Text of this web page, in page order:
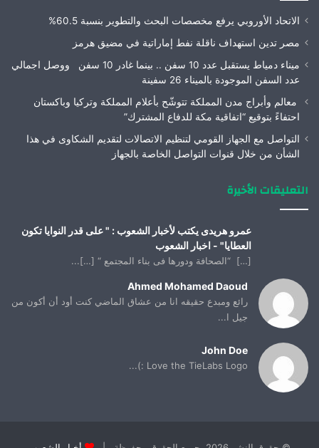
الاتحاد الأوروبي يرفع مخصصات البحث والتطوير بنسبة 60.5%
مصر تدين استهداف ناقلة نفط إماراتية في مضيق هرمز
ميناء دمياط يستقبل عدد 10 سفن .. بينما غادر 10 سفن ووصل اجمالي
عدد السفن الموجودة بالميناء 26 سفينة
معالم وأبراج مدن المملكة تتوشّح بأعلام المملكة وتركيا وباكستان
احتفاءً بتوقيع “اتفاقية مكة للدفاع المشترك”
التواصل مع الجهاز القومي لتنظيم الاتصالات لتقديم الشكاوى في هذا
الشأن من خلال قنوات التواصل الخاصة بالجهاز
التعليقات الأخيرة
عمرو هريدى يكتب لأخبار الشعوب : " على قدر النوايا تكون
العطايا" - اخبار الشعوب
[…] “الصحافة ودورها فى بناء المجتمع “ […]...
Ahmed Mohamed Daoud
رائع ومبدع حقيقه انا من عشاق الماضي كنت أود أن أكون من
جيل ا...
John Doe
Love the TieLabs Logo :)...